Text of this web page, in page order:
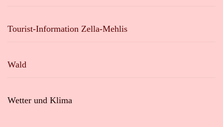
Tourist-Information Zella-Mehlis
Wald
Wetter und Klima